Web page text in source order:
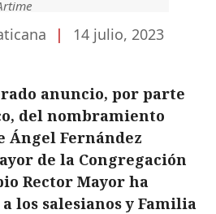
| 14 julio, 2023
anuncio, por parte
del nombramiento
Ángel Fernández
de la Congregación
Rector Mayor ha
los salesianos y Familia